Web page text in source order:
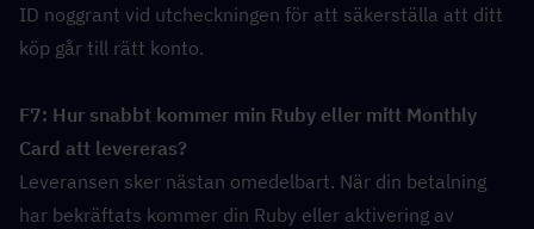
ID noggrant vid utcheckningen för att säkerställa att ditt
köp går till rätt konto.
F7: Hur snabbt kommer min Ruby eller mitt Monthly
Card att levereras?
Leveransen sker nästan omedelbart. När din betalning
har bekräftats kommer din Ruby eller aktivering av